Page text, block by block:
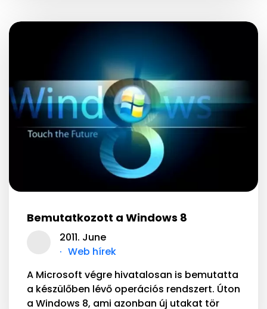
Bemutatkozott a Windows 8
2011. June
Web hírek
A Microsoft végre hivatalosan is bemutatta
a készülőben lévő operációs rendszert. Úton
a Windows 8, ami azonban új utakat tör